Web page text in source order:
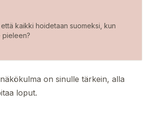
kaikki hoidetaan suomeksi, kun
pieleen?
on sinulle tärkein, alla
loput.